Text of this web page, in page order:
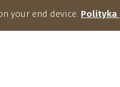
your end device. Polityka